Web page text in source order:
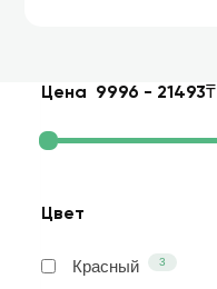
Цена 9996 - 21493₸
Цвет
Красный 3